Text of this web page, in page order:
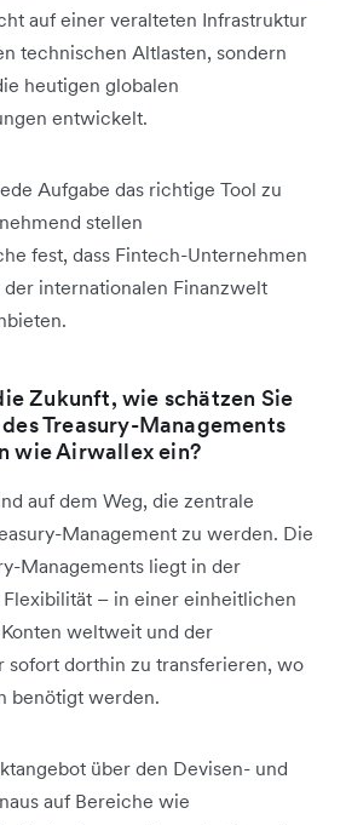
auf einer veralteten Infrastruktur
technischen Altlasten, sondern
heutigen globalen
entwickelt.
Aufgabe das richtige Tool zu
stellen
fest, dass Fintech-Unternehmen
internationalen Finanzwelt
Zukunft, wie schätzen Sie
Treasury-Managements
wie Airwallex ein?
auf dem Weg, die zentrale
Management zu werden. Die
Managements liegt in der
– in einer einheitlichen
weltweit und der
sofort dorthin zu transferieren, wo
benötigt werden.
über den Devisen- und
auf Bereiche wie